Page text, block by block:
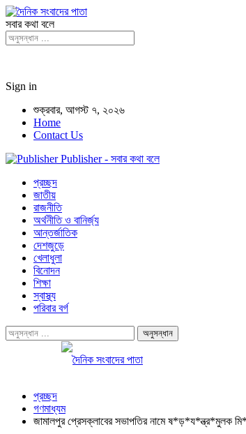
সবার কথা বলে
Sign in
শুক্রবার, আগস্ট ৭, ২০২৬
Home
Contact Us
Publisher - সবার কথা বলে
প্রচ্ছদ
জাতীয়
রাজনীতি
অর্থনীতি ও বানির্জ্য
আন্তর্জাতিক
দেশজুড়ে
খেলাধুলা
বিনোদন
শিক্ষা
স্বাস্থ্য
পরিবার বর্গ
প্রচ্ছদ
গণমাধ্যম
জামালপুর প্রেসক্লাবের সভাপতির নামে ষ*ড়*য*ন্ত্র*মুলক